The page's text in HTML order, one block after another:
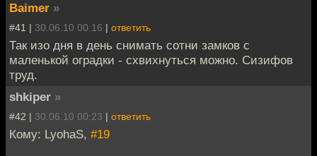
Baimer »
#41 | 30.06.10 00:16 | ответить
Так изо дня в день снимать сотни замков с
маленькой оградки - схвихнуться можно. Сизифов
труд.
shkiper »
#42 | 30.06.10 00:23 | ответить
Кому: LyohaS, #19